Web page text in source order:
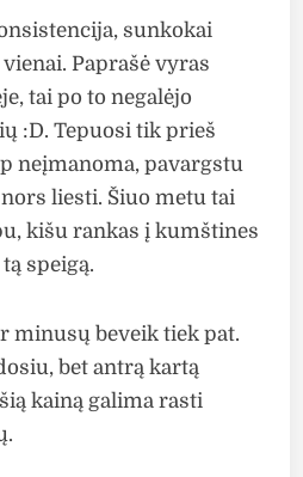
sunkokai
Paprašė vyras
tai po to negalėjo
:D. Tepuosi tik prieš
neįmanoma, pavargstu
liesti. Šiuo metu tai
kišu rankas į kumštines
speigą.
minusų beveik tiek pat.
bet antrą kartą
kainą galima rasti